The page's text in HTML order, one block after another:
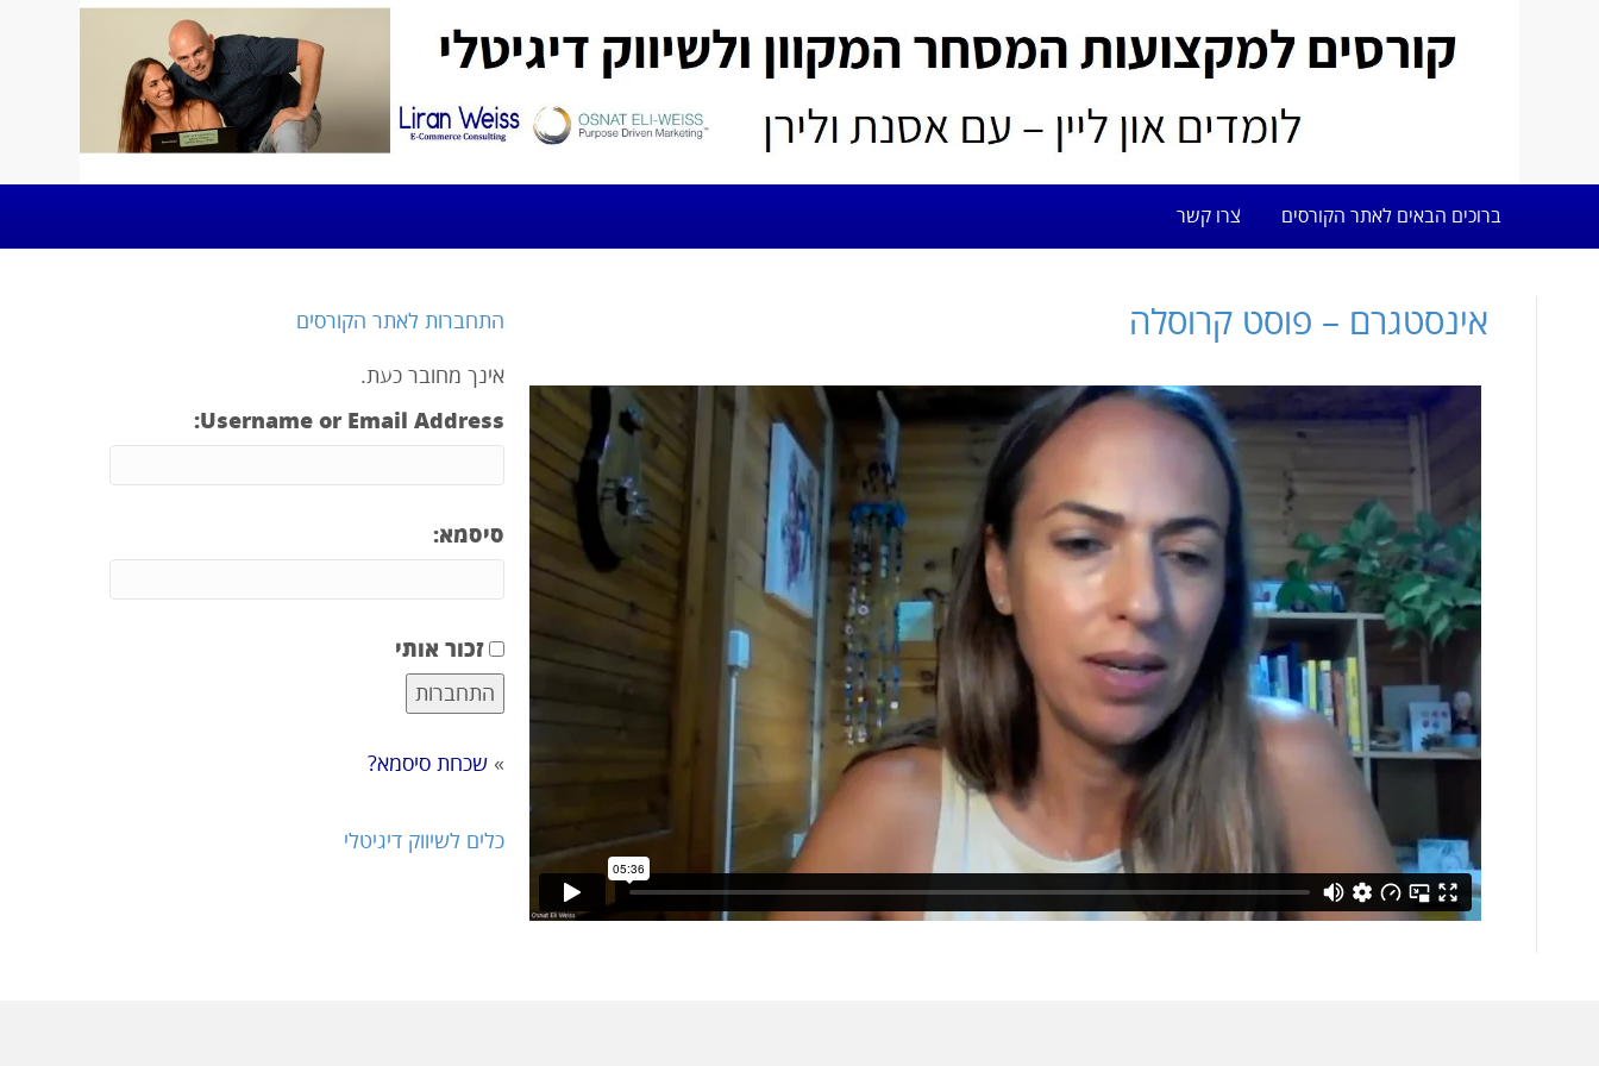
ברוכים הבאים לאתר הקורסים צרו קשר
אינסטגרם – פוסט קרוסלה התחברות לאתר הקורסים
אינך מחובר כעת.
Username or Email Address:
סיסמא:
זכור אותי
» שכחת סיסמא?
כלים לשיווק דיגיטלי